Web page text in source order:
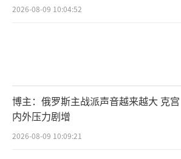
2026-08-09 10:04:52
博主：俄罗斯主战派声音越来越大 克宫
内外压力剧增
2026-08-09 10:09:21